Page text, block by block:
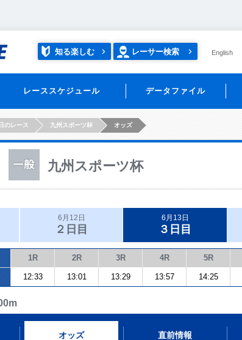
知る楽しむ レーサー検索 English
レーススケジュール データファイル
のレース 九州スポーツ杯 オッズ
九州スポーツ杯
6月12日
２日目
6月13日
３日目
1R 2R 3R 4R 5R
12:33 13:01 13:29 13:57 14:25
オッズ 直前情報